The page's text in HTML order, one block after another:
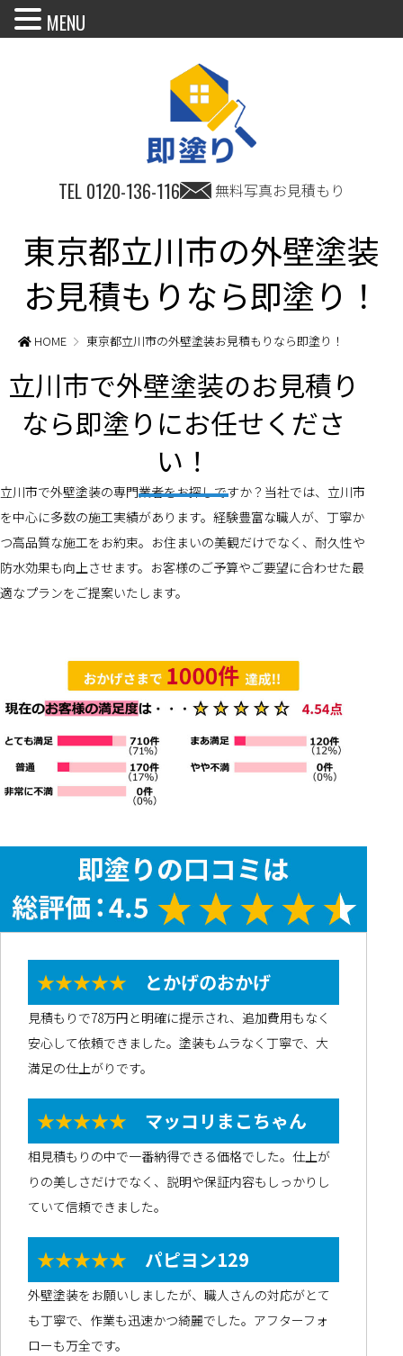
TEL 0120-136-116 無料写真お見積もり
東京都立川市の外壁塗装
お見積もりなら即塗り！
HOME 東京都立川市の外壁塗装お見積もりなら即塗り！
立川市で外壁塗装のお見積り
なら即塗りにお任せくださ
い！
立川市で外壁塗装の専門業者をお探しですか？当社では、立川市
を中心に多数の施工実績があります。経験豊富な職人が、丁寧か
つ高品質な施工をお約束。お住まいの美観だけでなく、耐久性や
防水効果も向上させます。お客様のご予算やご要望に合わせた最
適なプランをご提案いたします。
★★★★★ とかげのおかげ
見積もりで78万円と明確に提示され、追加費用もなく
安心して依頼できました。塗装もムラなく丁寧で、大
満足の仕上がりです。
★★★★★ マッコリまこちゃん
相見積もりの中で一番納得できる価格でした。仕上が
りの美しさだけでなく、説明や保証内容もしっかりし
ていて信頼できました。
★★★★★ パピヨン129
外壁塗装をお願いしましたが、職人さんの対応がとて
も丁寧で、作業も迅速かつ綺麗でした。アフターフォ
ローも万全です。
MENU